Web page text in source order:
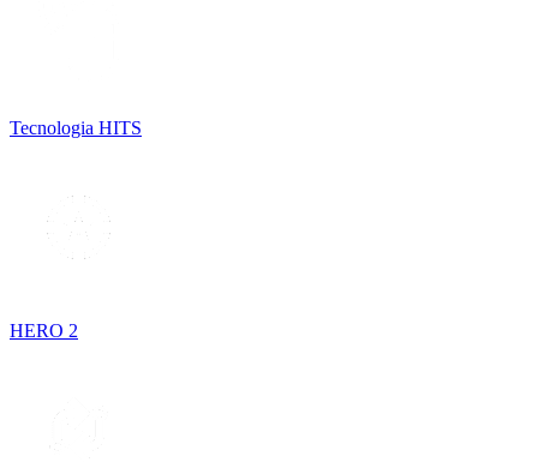
Tecnologia HITS
HERO 2